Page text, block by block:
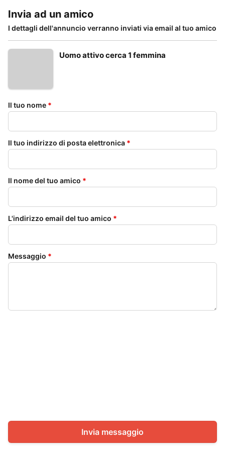
Invia ad un amico
I dettagli dell'annuncio verranno inviati via email al tuo amico
Uomo attivo cerca 1 femmina
Il tuo nome *
Il tuo indirizzo di posta elettronica *
Il nome del tuo amico *
L'indirizzo email del tuo amico *
Messaggio *
Invia messaggio